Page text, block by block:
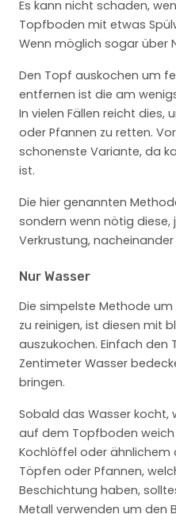
Es kann nicht schaden,
Topfboden mit etwas
Wenn möglich sogar über
Den Topf auskochen um
entfernen ist die am
In vielen Fällen reicht dies,
oder Pfannen zu retten.
schonenste Variante, da
ist.
Die hier genannten
sondern wenn nötig diese,
Verkrustung,
Nur Wasser
Die simpelste Methode
zu reinigen, ist diesen mit
auszukochen. Einfach
Zentimeter Wasser
bringen.
Sobald das Wasser kocht,
auf dem Topfboden
Kochlöffel oder ähnlichem
Töpfen oder Pfannen,
Beschichtung haben,
Metall verwenden um den